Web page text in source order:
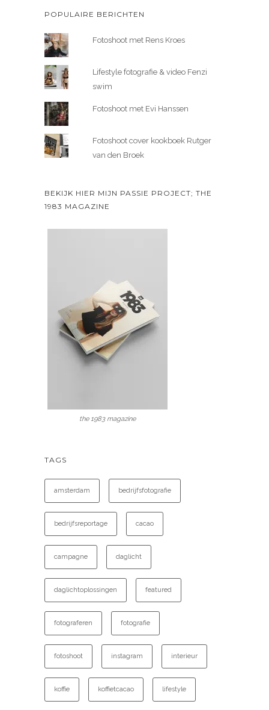
POPULAIRE BERICHTEN
Fotoshoot met Rens Kroes
Lifestyle fotografie & video Fenzi
swim
Fotoshoot met Evi Hanssen
Fotoshoot cover kookboek Rutger
van den Broek
BEKIJK HIER MIJN PASSIE PROJECT; THE
1983 MAGAZINE
the 1983 magazine
TAGS
amsterdam bedrijfsfotografie
bedrijfsreportage cacao
campagne daglicht
daglichtoplossingen featured
fotograferen fotografie
fotoshoot instagram interieur
koffie koffietcacao lifestyle